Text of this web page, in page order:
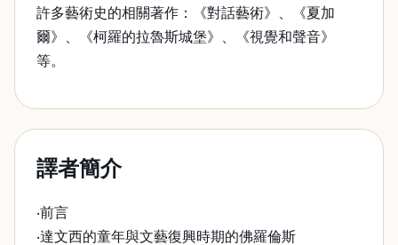
許多藝術史的相關著作：《對話藝術》、《夏加
爾》、《柯羅的拉魯斯城堡》、《視覺和聲音》
等。
譯者簡介
‧前言
‧達文西的童年與文藝復興時期的佛羅倫斯